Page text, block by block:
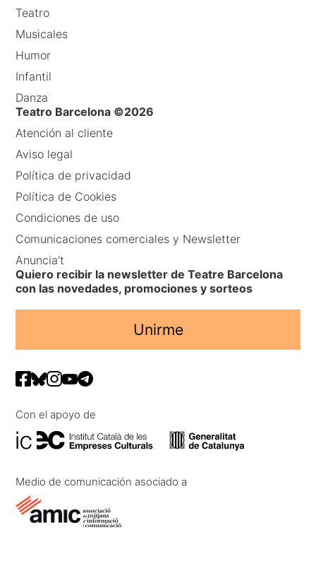
Teatro
Musicales
Humor
Infantil
Danza
Teatro Barcelona ©2026
Atención al cliente
Aviso legal
Política de privacidad
Política de Cookies
Condiciones de uso
Comunicaciones comerciales y Newsletter
Anuncia’t
Quiero recibir la newsletter de Teatre Barcelona
con las novedades, promociones y sorteos
Unirme
Con el apoyo de
Medio de comunicación asociado a